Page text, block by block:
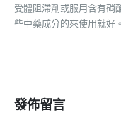
受體阻滯劑或服用含有硝
些中藥成分的來使用就好。
發佈留言